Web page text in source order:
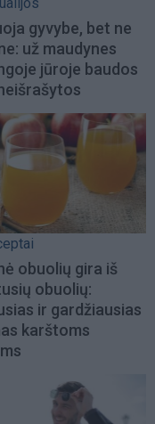
gyvybe, bet ne
už maudynes
jūroje baudos
obuolių gira iš
obuolių:
ir gardžiausias
karštoms